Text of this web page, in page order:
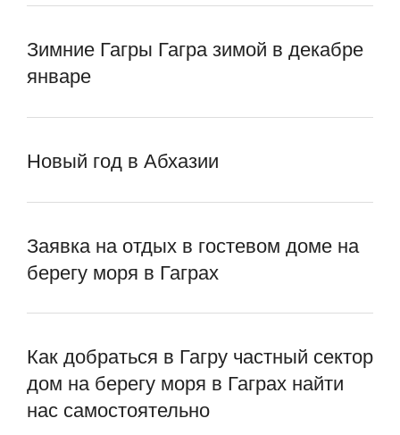
Зимние Гагры Гагра зимой в декабре
январе
Новый год в Абхазии
Заявка на отдых в гостевом доме на
берегу моря в Гаграх
Как добраться в Гагру частный сектор
дом на берегу моря в Гаграх найти
нас самостоятельно